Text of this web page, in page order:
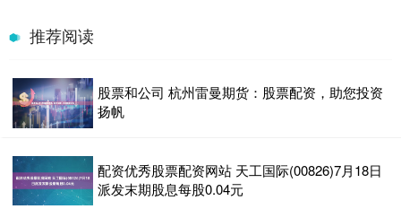
推荐阅读
股票和公司 杭州雷曼期货：股票配资，助您投资
扬帆
配资优秀股票配资网站 天工国际(00826)7月18日
派发末期股息每股0.04元